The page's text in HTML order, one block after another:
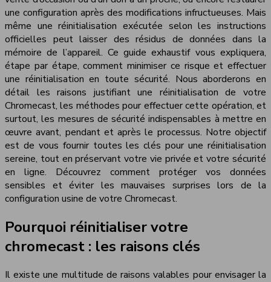
une configuration après des modifications infructueuses. Mais
même une réinitialisation exécutée selon les instructions
officielles peut laisser des résidus de données dans la
mémoire de l’appareil. Ce guide exhaustif vous expliquera,
étape par étape, comment minimiser ce risque et effectuer
une réinitialisation en toute sécurité. Nous aborderons en
détail les raisons justifiant une réinitialisation de votre
Chromecast, les méthodes pour effectuer cette opération, et
surtout, les mesures de sécurité indispensables à mettre en
œuvre avant, pendant et après le processus. Notre objectif
est de vous fournir toutes les clés pour une réinitialisation
sereine, tout en préservant votre vie privée et votre sécurité
en ligne. Découvrez comment protéger vos données
sensibles et éviter les mauvaises surprises lors de la
configuration usine de votre Chromecast.
Pourquoi réinitialiser votre
chromecast : les raisons clés
Il existe une multitude de raisons valables pour envisager la